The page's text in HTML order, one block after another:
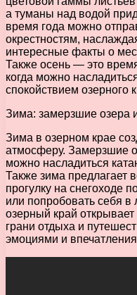
а туманы над водой
время года можно
окрестностям,
интересные факты о
Также осень — это
когда можно
спокойствием озерного
Зима: замерзшие озера
Зима в озерном крае
атмосферу. Замерзшие
можно насладиться
Также зима предлагает
прогулку на снегоходе
или попробовать себя
озерный край
грани отдыха и
эмоциями и